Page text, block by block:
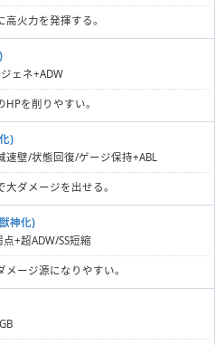
火力を発揮する。
ェネ+ADW
を削りやすい。
)
速壁/状態回復/ゲージ保持+ABL
ダメージを出せる。
神化)
+超ADW/SS短縮
メージ源になりやすい。